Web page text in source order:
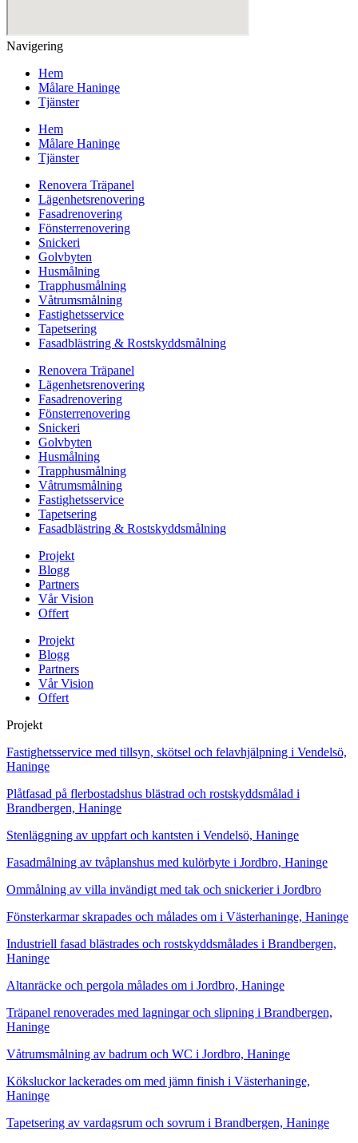
Navigering
Hem
Målare Haninge
Tjänster
Hem
Målare Haninge
Tjänster
Renovera Träpanel
Lägenhetsrenovering
Fasadrenovering
Fönsterrenovering
Snickeri
Golvbyten
Husmålning
Trapphusmålning
Våtrumsmålning
Fastighetsservice
Tapetsering
Fasadblästring & Rostskyddsmålning
Renovera Träpanel
Lägenhetsrenovering
Fasadrenovering
Fönsterrenovering
Snickeri
Golvbyten
Husmålning
Trapphusmålning
Våtrumsmålning
Fastighetsservice
Tapetsering
Fasadblästring & Rostskyddsmålning
Projekt
Blogg
Partners
Vår Vision
Offert
Projekt
Blogg
Partners
Vår Vision
Offert
Projekt
Fastighetsservice med tillsyn, skötsel och felavhjälpning i Vendelsö,
Haninge
Plåtfasad på flerbostadshus blästrad och rostskyddsmålad i
Brandbergen, Haninge
Stenläggning av uppfart och kantsten i Vendelsö, Haninge
Fasadmålning av tvåplanshus med kulörbyte i Jordbro, Haninge
Ommålning av villa invändigt med tak och snickerier i Jordbro
Fönsterkarmar skrapades och målades om i Västerhaninge, Haninge
Industriell fasad blästrades och rostskyddsmålades i Brandbergen,
Haninge
Altanräcke och pergola målades om i Jordbro, Haninge
Träpanel renoverades med lagningar och slipning i Brandbergen,
Haninge
Våtrumsmålning av badrum och WC i Jordbro, Haninge
Köksluckor lackerades om med jämn finish i Västerhaninge,
Haninge
Tapetsering av vardagsrum och sovrum i Brandbergen, Haninge